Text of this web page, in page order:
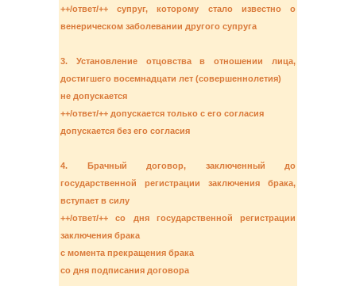
++/ответ/++ супруг, которому стало известно о
венерическом заболевании другого супруга
3. Установление отцовства в отношении лица,
достигшего восемнадцати лет (совершеннолетия)
не допускается
++/ответ/++ допускается только с его согласия
допускается без его согласия
4. Брачный договор, заключенный до
государственной регистрации заключения брака,
вступает в силу
++/ответ/++ со дня государственной регистрации
заключения брака
с момента прекращения брака
со дня подписания договора